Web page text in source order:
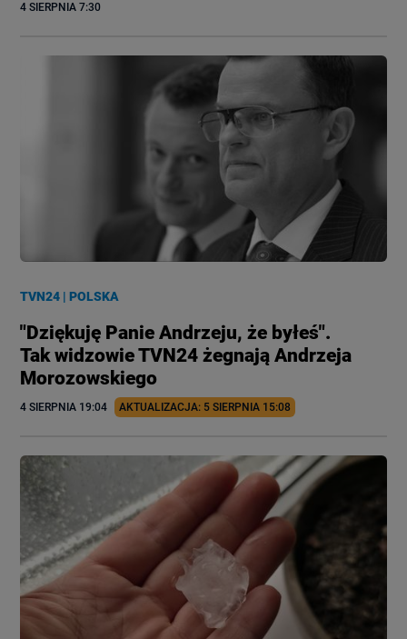
4 SIERPNIA 7:30
TVN24 |POLSKA
"Dziękuję Panie Andrzeju, że byłeś".
Tak widzowie TVN24 żegnają Andrzeja
Morozowskiego
4 SIERPNIA 19:04 AKTUALIZACJA: 5 SIERPNIA 15:08